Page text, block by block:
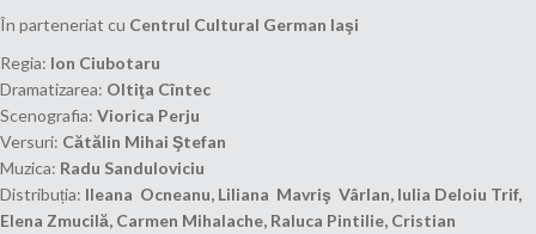
În parteneriat cu Centrul Cultural German Iaşi
Regia: Ion Ciubotaru
Dramatizarea: Oltiţa Cîntec
Scenografia: Viorica Perju
Versuri: Cătălin Mihai Ştefan
Muzica: Radu Sanduloviciu
Distribuția: Ileana Ocneanu, Liliana Mavriş Vârlan, Iulia Deloiu Trif,
Elena Zmucilă, Carmen Mihalache, Raluca Pintilie, Cristian